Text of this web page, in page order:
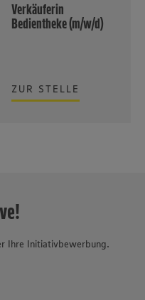
Verkäuferin
Bedientheke (m/w/d)
ZUR STELLE
Ihre Initiativbewerbung.